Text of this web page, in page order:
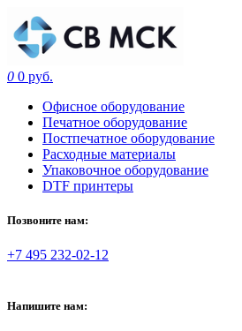
0 0 руб.
Офисное оборудование
Печатное оборудование
Постпечатное оборудование
Расходные материалы
Упаковочное оборудование
DTF принтеры
Позвоните нам:
+7 495 232-02-12
Напишите нам: